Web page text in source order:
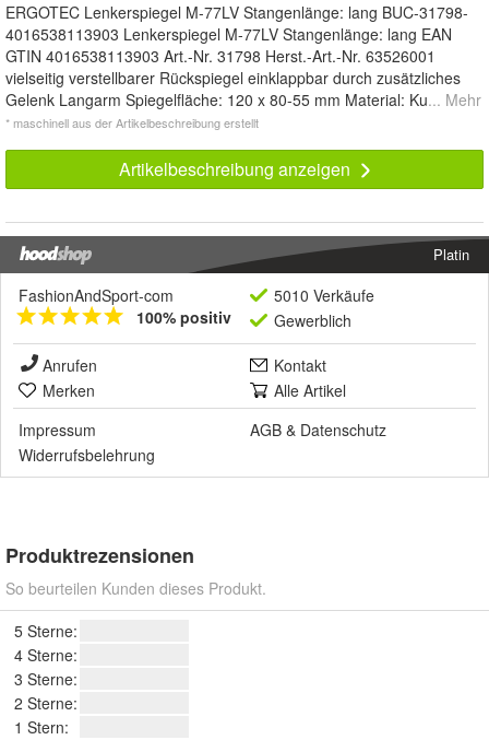
ERGOTEC Lenkerspiegel M-77LV Stangenlänge: lang BUC-31798-
4016538113903 Lenkerspiegel M-77LV Stangenlänge: lang EAN
GTIN 4016538113903 Art.-Nr. 31798 Herst.-Art.-Nr. 63526001
vielseitig verstellbarer Rückspiegel einklappbar durch zusätzliches
Gelenk Langarm Spiegelfläche: 120 x 80-55 mm Material: Ku... Mehr
* maschinell aus der Artikelbeschreibung erstellt
Artikelbeschreibung anzeigen
Platin
FashionAndSport-com
100% positiv
5010 Verkäufe
Gewerblich
Anrufen
Kontakt
Merken
Alle Artikel
Impressum
AGB & Datenschutz
Widerrufsbelehrung
Produktrezensionen
So beurteilen Kunden dieses Produkt.
5 Sterne:
4 Sterne:
3 Sterne:
2 Sterne:
1 Stern: